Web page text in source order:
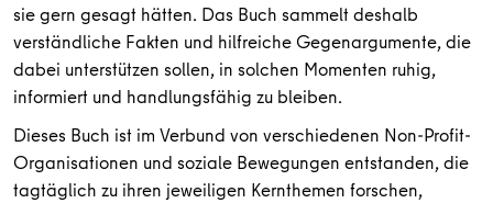
sie gern gesagt hätten. Das Buch sammelt deshalb
verständliche Fakten und hilfreiche Gegenargumente, die
dabei unterstützen sollen, in solchen Momenten ruhig,
informiert und handlungsfähig zu bleiben.
Dieses Buch ist im Verbund von verschiedenen Non-Profit-
Organisationen und soziale Bewegungen entstanden, die
tagtäglich zu ihren jeweiligen Kernthemen forschen,